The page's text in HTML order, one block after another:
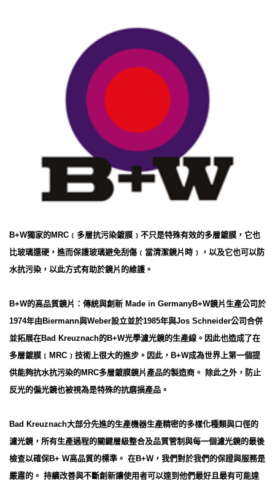
B+W獨家的MRC﹝多層抗污染鍍膜﹞不只是特殊有效的多層鍍膜，它也
比玻璃還硬，進而保護玻璃避免刮傷﹝當清潔鏡片時﹞，以及它也可以防
水抗污染，以此方式有助於鏡片的維護。
B+W的高品質鏡片：傳統與創新 Made in GermanyB+W鏡片生產公司於
1974年由Biermann與Weber設立並於1985年與Jos Schneider公司合併
並拓展在Bad Kreuznach的B+W光學濾光鏡的生產線。因此也造成了在
多層鍍膜﹝MRC﹞技術上很大的進步。因此，B+W成為世界上第一個提
供能夠抗水抗污染的MRC多層鍍膜鏡片產品的製造商。 除此之外，防止
反光的偏光鏡也被視為是特殊的抗磨損產品。
Bad Kreuznach大部分先進的生產機器生產精密的多樣化種類與口徑的
濾光鏡，所有生產過程的關鍵層級整合及品質管制與每一個濾光鏡的最後
檢查以確保B+ W高品質的標準。 在B+W，我們對於我們的保證與服務是
嚴肅的。 持續改善與不斷創新讓使用者可以達到他們最好且最有可能達